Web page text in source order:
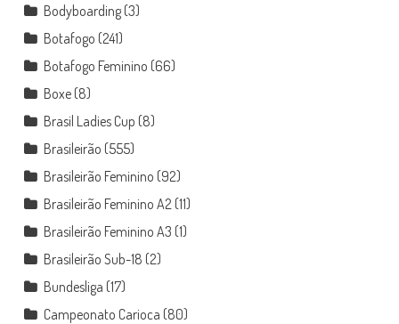
Bodyboarding(3)
Botafogo (241)
Botafogo Feminino (66)
Boxe(8)
Brasil Ladies Cup (8)
Brasileirão (555)
Brasileirão Feminino (92)
Brasileirão Feminino A2 (11)
Brasileirão Feminino A3 (1)
Brasileirão Sub-18 (2)
Bundesliga (17)
Campeonato Carioca (80)